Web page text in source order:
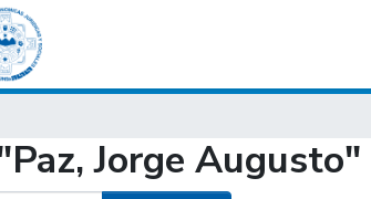
Jorge Augusto"